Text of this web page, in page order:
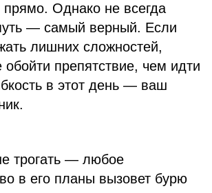
Однако не всегда
— самый верный. Если
лишних сложностей,
обойти препятствие, чем идти
в этот день — ваш
трогать — любое
в его планы вызовет бурю